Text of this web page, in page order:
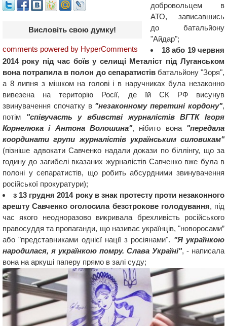
Висловіть свою думку!
comments powered by HyperComments
добровольцем в
АТО, записавшись
до батальйону
"Айдар";
18 або 19 червня
2014 року під час боїв у селищі Металіст під Луганськом
вона потрапила в полон до сепаратистівбатальйону "Зоря",
а 8 липня з мішком на голові і в наручниках була незаконно
вивезена на територію Росії, де їй СК РФ висунув
звинувачення спочатку в "незаконному перетині кордону",
потім "співучасть у вбивстві журналістів ВГТК Ігоря
Корнелюка і Антона Волошина", нібито вона "передала
координати групи журналістів українським силовикам"
(пізніше адвокати Савченко надали докази по біллінгу, що за
годину до загибелі вказаних журналістів Савченко вже була в
полоні у сепаратистів, що робить абсурдними звинувачення
російської прокуратури);
з 13 грудня 2014 року в знак протесту проти незаконного
арешту Савченко оголосила безстрокове голодування, під
час якого неодноразово викривала брехливість російського
правосуддя та пропаганди, що називає українців, "новоросами”
або "представниками однієї нації з росіянами". "Я українкою
народилася, я українкою помру. Слава Україні", - написала
вона на аркуші паперу прямо в залі суду;